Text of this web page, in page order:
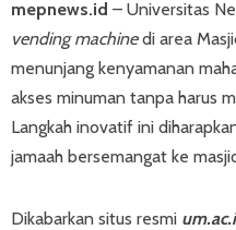
mepnews.id – Universitas
vending machinedi area
menunjang kenyamanan
akses minuman tanpa harus
Langkah inovatif ini
jamaah bersemangat ke
Dikabarkan situs resmi